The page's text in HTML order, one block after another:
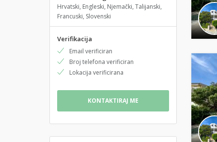
Hrvatski, Engleski, Njemački, Talijanski,
Francuski, Slovenski
Verifikacija
Email verificiran
Broj telefona verificiran
Lokacija verificirana
KONTAKTIRAJ ME